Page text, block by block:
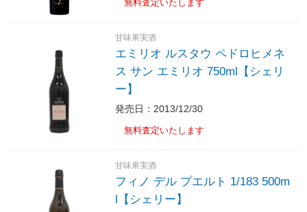
無料査定いたします
甘味果実酒
エミリオ ルスタウ ペドロヒメネ
ス サン エミリオ 750ml【シェリ
ー】
発売日：2013/12/30
無料査定いたします
甘味果実酒
フィノ デル プエルト 1/183 500m
l【シェリー】